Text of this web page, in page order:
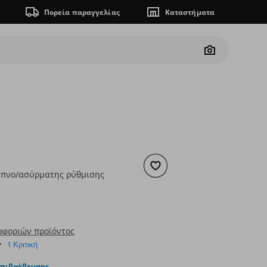
Πορεία παραγγελίας Καταστήματα
Camera
Προσθήκη στα αγαπημένα
ασύρματης ρύθμισης
τιμή
προϊόντος
5.0
rating
1 Κριτική